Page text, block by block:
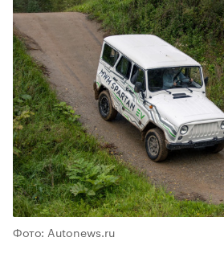
Фото: Autonews.ru